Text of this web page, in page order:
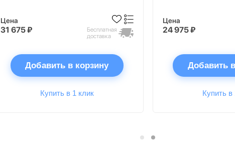
Цена
31 675 ₽
Бесплатная
доставка
Добавить в корзину
Купить в 1 клик
Цена
24 975 ₽
Добавить
Купить в